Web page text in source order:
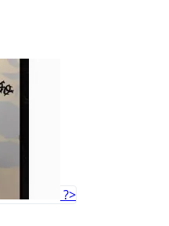
?>